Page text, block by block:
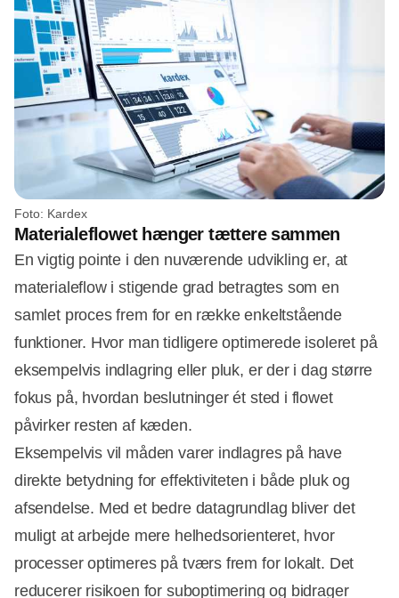
Foto: Kardex
Materialeflowet hænger tættere sammen
En vigtig pointe i den nuværende udvikling er, at
materialeflow i stigende grad betragtes som en
samlet proces frem for en række enkeltstående
funktioner. Hvor man tidligere optimerede isoleret på
eksempelvis indlagring eller pluk, er der i dag større
fokus på, hvordan beslutninger ét sted i flowet
påvirker resten af kæden.
Eksempelvis vil måden varer indlagres på have
direkte betydning for effektiviteten i både pluk og
afsendelse. Med et bedre datagrundlag bliver det
muligt at arbejde mere helhedsorienteret, hvor
processer optimeres på tværs frem for lokalt. Det
reducerer risikoen for suboptimering og bidrager